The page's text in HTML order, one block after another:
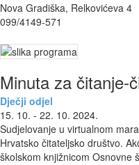
Nova Gradiška, Relkovićeva 4
099/4149-571
Minuta za čitanje-
Dječji odjel
15. 10. - 22. 10. 2024.
Sudjelovanje u virtualnom
Hrvatsko čitateljsko društvo.
školskom knjižnicom Osnovne